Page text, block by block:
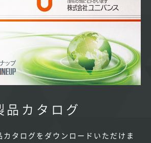
品カタログ
カタログをダウンロードいただけま